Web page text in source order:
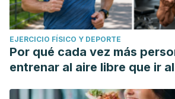
EJERCICIO FÍSICO Y DEPORTE
Por qué cada vez más
entrenar al aire libre que ir